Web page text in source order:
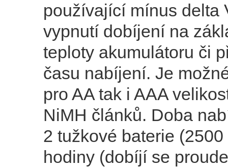
používající mínus delta
vypnutí dobíjení na
teploty akumulátoru či
času nabíjení. Je
pro AA tak i AAA
NiMH článků. Doba
2 tužkové baterie
hodiny (dobíjí se